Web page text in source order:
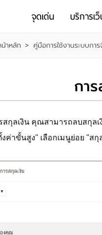
จุดเด่น บริการเ
น้าหลัก > คู่มือการใช้งานระบบกา
กา
เงิน คุณสามารถลบสกุลเ
ขั้นสูง" เลือกเมนูย่อย "สกุล